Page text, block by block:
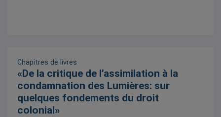
Chapitres de livres
«De la critique de l’assimilation à la
condamnation des Lumières: sur
quelques fondements du droit
colonial»